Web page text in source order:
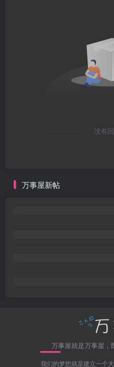
没有
万事屋新帖
万事屋就是万事屋，
我们的梦想就是建立一个